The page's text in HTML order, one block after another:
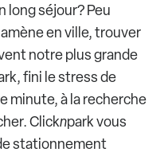
long séjour? Peu
en ville, trouver
notre plus grande
fini le stress de
minute, à la recherche
Clicknpark vous
stationnement